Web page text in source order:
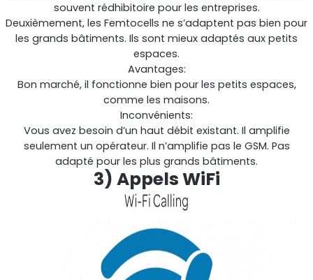
Octo Repeater
Royaume-Uni et Irlande. Répéteur commercial
souvent rédhibitoire pour les entreprises.
Deuxièmement, les Femtocells ne s’adaptent pas bien pour
les grands bâtiments. Ils sont mieux adaptés aux petits
espaces.
Avantages:
Bon marché, il fonctionne bien pour les petits espaces,
comme les maisons.
Inconvénients:
Vous avez besoin d’un haut débit existant. Il amplifie
seulement un opérateur. Il n’amplifie pas le GSM. Pas
adapté pour les plus grands bâtiments.
3) Appels WiFi